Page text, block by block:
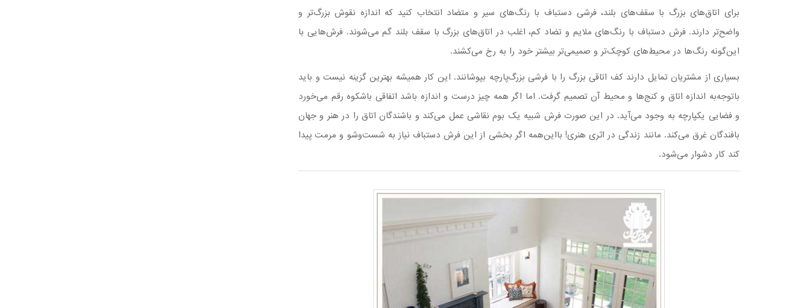
برای اتاق‌های بزرگ با سقف‌های بلند، فرشی دستباف با رنگ‌های سیر و متضاد انتخاب کنید که اندازه نقوش بزرگ‌تر و
واضح‌تر دارند. فرش دستباف با رنگ‌های ملایم و تضاد کم، اغلب در اتاق‌های بزرگ با سقف‌ بلند گم می‌شوند. فرش‌هایی با
این‌گونه رنگ‌ها در محیط‌های کوچک‌تر و صمیمی‌تر بیشتر خود را به رخ می‌کشند.
بسیاری از مشتریان تمایل دارند کف اتاقی بزرگ را با فرشی بزرگ‌پارچه بپوشانند. این کار همیشه بهترین گزینه نیست و باید
باتوجه‌به اندازه اتاق و کنج‌ها و محیط آن تصمیم گرفت. اما اگر همه چیز درست و اندازه باشد اتفاقی باشکوه رقم می‌خورد
و فضایی یکپارچه به وجود می‌آید. در این صورت فرش شبیه یک بوم نقاشی عمل می‌کند و باشندگان اتاق را در هنر و جهان
بافندگان غرق می‌کند. مانند زندگی در اثری هنری! بااین‌همه اگر بخشی از این فرش دستباف نیاز به شست‌وشو و مرمت پیدا
کند کار دشوار می‌شود.